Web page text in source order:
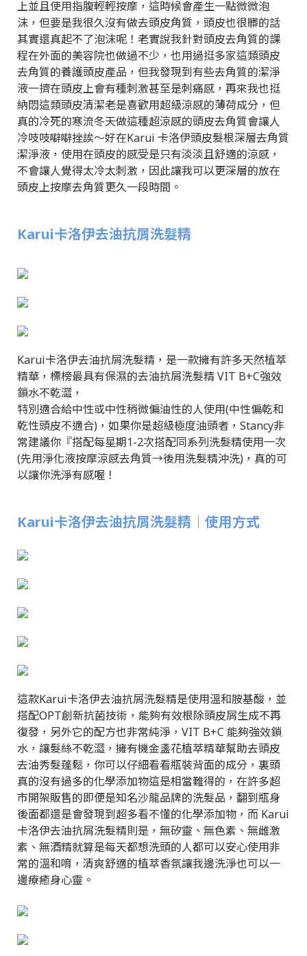
上並且使用指腹輕輕按摩，這時候會產生一點微微泡
沫，但要是我很久沒有做去頭皮角質，頭皮也很髒的話
其實還真起不了泡沫呢！老實說我針對頭皮去角質的課
程在外面的美容院也做過不少，也用過挺多家這類頭皮
去角質的養護頭皮產品，但我發現到有些去角質的潔淨
液一擠在頭皮上會有種刺激甚至是刺痛感，再來我也挺
納悶這類頭皮清潔老是喜歡用超級涼感的薄荷成分，但
真的冷死的寒流冬天做這種超涼感的頭皮去角質會讓人
冷吱吱噼噼挫誒～好在Karui 卡洛伊頭皮髮根深層去角質
潔淨液，使用在頭皮的感受是只有淡淡且舒適的涼感，
不會讓人覺得太冷太刺激，因此讓我可以更深層的放在
頭皮上按摩去角質更久一段時間。
Karui卡洛伊去油抗屑洗髮精
Karui卡洛伊去油抗屑洗髮精，是一款擁有許多天然植萃
精華，標榜最具有保濕的去油抗屑洗髮精 VIT B+C強效
鎖水不乾澀，
特別適合給中性或中性稍微偏油性的人使用(中性偏乾和
乾性頭皮不適合)，如果你是超級極度油頭者，Stancy非
常建議你『搭配每星期1-2次搭配同系列洗髮精使用一次
(先用淨化液按摩涼感去角質→後用洗髮精沖洗)，真的可
以讓你洗淨有感喔！
Karui卡洛伊去油抗屑洗髮精｜使用方式
這款Karui卡洛伊去油抗屑洗髮精是使用溫和胺基酸，並
搭配OPT創新抗菌技術，能夠有效根除頭皮屑生成不再
復發，另外它的配方也非常純淨，VIT B+C 能夠強效鎖
水，讓髮絲不乾澀，擁有機金盞花植萃精華幫助去頭皮
去油秀髮蓬鬆，你可以仔細看看瓶裝背面的成分，裏頭
真的沒有過多的化學添加物這是相當難得的，在許多超
市開架販售的即便是知名沙龍品牌的洗髮品，翻到瓶身
後面都還是會發現到超多看不懂的化學添加物，而 Karui
卡洛伊去油抗屑洗髮精則是，無矽靈、無色素、無雌激
素、無酒精就算是每天都想洗頭的人都可以安心使用非
常的溫和唷，清爽舒適的植萃香氛讓我邊洗淨也可以一
邊療癒身心靈。